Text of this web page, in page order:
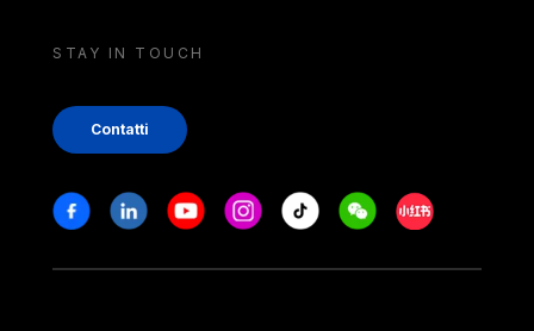
STAY IN TOUCH
Contatti
Stay in touch
FacebookLinkedinYoutubeInstagram
Tiktok WeechatXiaohongshu/